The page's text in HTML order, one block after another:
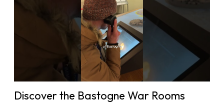
Discover the Bastogne War Rooms